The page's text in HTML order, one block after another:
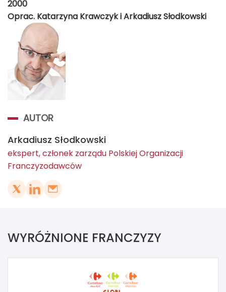
2000
Oprac. Katarzyna Krawczyk i Arkadiusz Słodkowski
AUTOR
Arkadiusz Słodkowski
ekspert, członek zarządu Polskiej Organizacji
Franczyzodawców
WYRÓŻNIONE FRANCZYZY